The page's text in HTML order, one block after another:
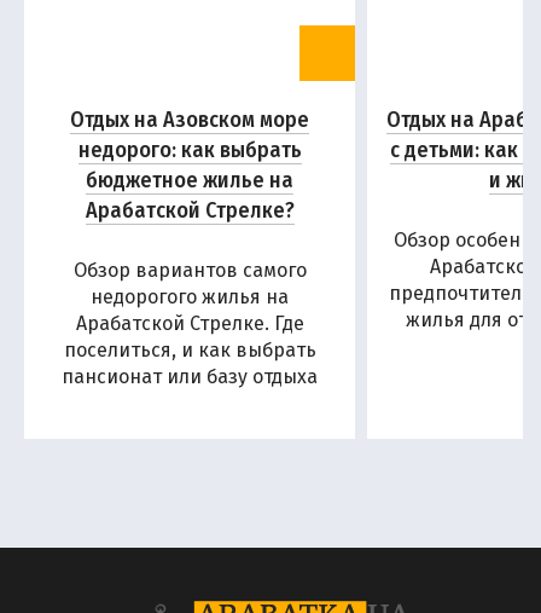
Отдых на Азовском море
недорого: как выбрать
бюджетное жилье на
Арабатской Стрелке?
Обзор вариантов самого
недорогого жилья на
Арабатской Стрелке. Где
поселиться, и как выбрать
пансионат или базу отдыха
Отдых на
с детьми: как
и
Обзор
жилья для